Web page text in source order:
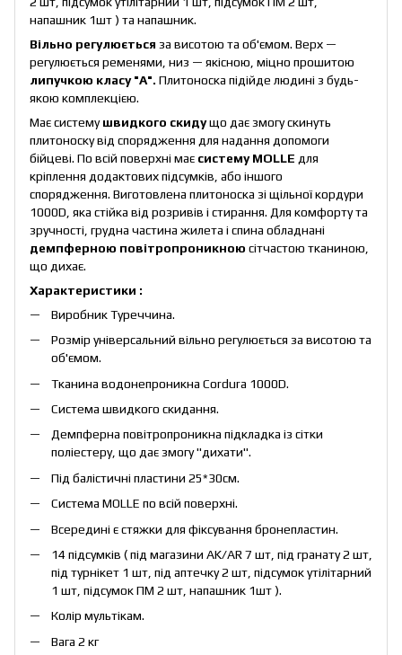
напашник 1шт ) та напашник.
Вільно регулюється за висотою та об'ємом. Верх —
регулюється ременями, низ — якісною, міцно прошитою
липучкою класу "А". Плитоноска підійде людині з будь-
якою комплекцією.
Має системушвидкого скидущо дає змогу скинуть
плитоноску від спорядження для надання допомоги
бійцеві. По всій поверхні має систему MOLLE для
кріплення додактових підсумків, або іншого
спорядження. Виготовлена плитоноска зі щільної кордури
1000D, яка стійка від розривів і стирання. Для комфорту та
зручності, грудна частина жилета і спина обладнані
демпферною повітропроникною сітчастою тканиною,
що дихає.
Характеристики :
Виробник Туреччина.
Розмір універсальний вільно регулюється за висотою та
об'ємом.
Тканина водонепроникна Cordura 1000D.
Система швидкого скидання.
Демпферна повітропроникна підкладка із сітки
поліестеру, що дає змогу "дихати".
Під балістичні пластини 25*30см.
Система MOLLE по всій поверхні.
Всередині є стяжки для фіксування бронепластин.
14 підсумків ( під магазини AK/AR 7 шт, під гранату 2 шт,
під турнікет 1 шт, під аптечку 2 шт, підсумок утілітарний
1 шт, підсумок ПМ 2 шт, напашник 1шт ).
Колір мультікам.
Вага 2 кг